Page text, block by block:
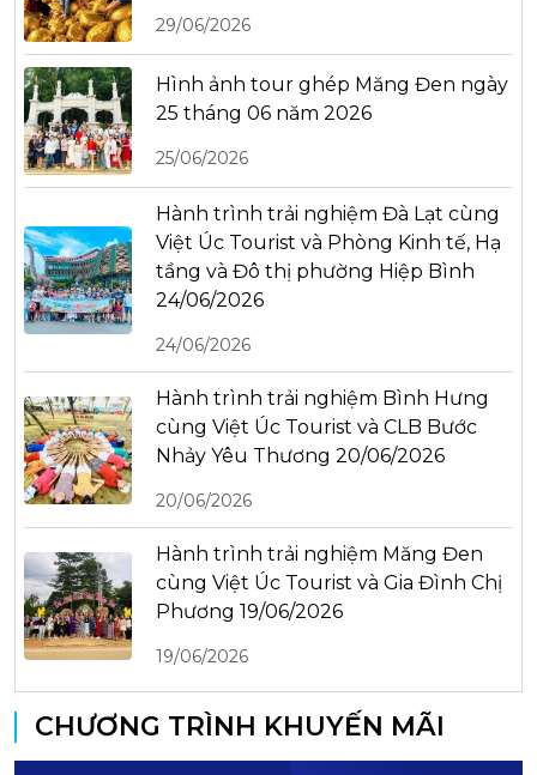
29/06/2026
Hình ảnh tour ghép Măng Đen ngày
25 tháng 06 năm 2026
25/06/2026
Hành trình trải nghiệm Đà Lạt cùng
Việt Úc Tourist và Phòng Kinh tế, Hạ
tầng và Đô thị phường Hiệp Bình
24/06/2026
24/06/2026
Hành trình trải nghiệm Bình Hưng
cùng Việt Úc Tourist và CLB Bước
Nhảy Yêu Thương 20/06/2026
20/06/2026
Hành trình trải nghiệm Măng Đen
cùng Việt Úc Tourist và Gia Đình Chị
Phương 19/06/2026
19/06/2026
CHƯƠNG TRÌNH KHUYẾN MÃI